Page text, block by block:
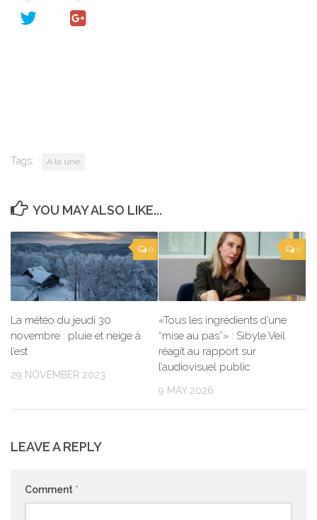
Tags: A la une
YOU MAY ALSO LIKE...
0
La météo du jeudi 30
novembre : pluie et neige à
l’est
29 NOVEMBER 2023
0
«Tous les ingrédients d’une
“mise au pas”» : Sibyle Veil
réagit au rapport sur
l’audiovisuel public
9 MAY 2026
LEAVE A REPLY
Comment *